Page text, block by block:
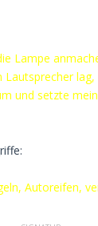
Lampe
Lautsprecher
und setzte
Autoreifen,